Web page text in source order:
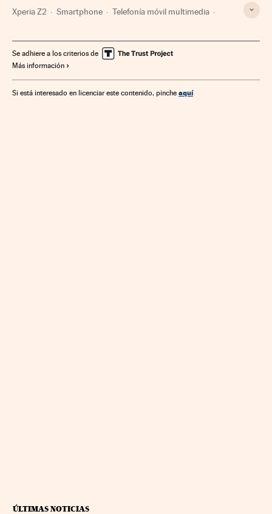
Xperia Z2 Smartphone Telefonía móvil multimedia
Telecomunicaciones Tecnologías movilidad
Ciencia Sony Xperia
Se adhiere a los criterios de
Más información
Si está interesado en licenciar este contenido, pinche aquí
ÚLTIMAS NOTICIAS